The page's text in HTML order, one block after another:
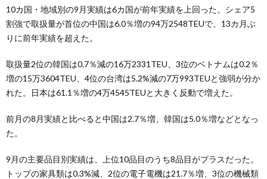
10カ国・地域別の9月実績は6カ国が前年実績を上回った。シェア5
割強で取扱量が首位の中国は6.0％増の94万2548TEUで、13カ月ぶ
りに前年実績を超えた。
取扱量2位の韓国は0.7％減の16万2331TEU、3位のベトナムは0.2％
増の15万3604TEU、4位の台湾は5.2%減の7万993TEUと強弱が分か
れた。日本は61.1％増の4万4545TEUと大きく反動で増えた。
前月の8月実績と比べると中国は2.7％増、韓国は5.0％増などとなっ
た。
9月の主要品目別実績は、上位10品目のうち8品目がプラスだった。
トップの家具類は0.3%減、2位の電子電機は21.7％増、3位の機械類